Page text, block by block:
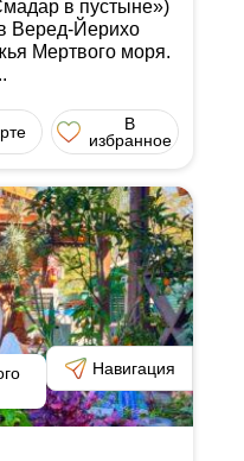
в пустыне»)
Веред-Йерихо
Мертвого моря.
В
избранное
Навигация